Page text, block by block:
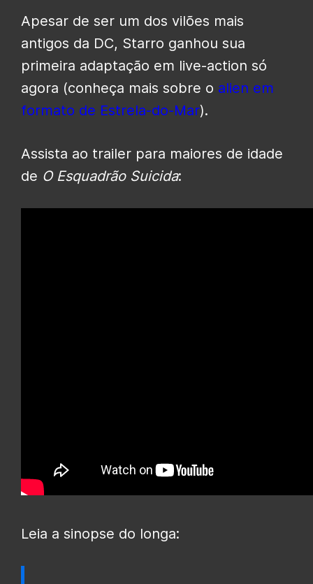
Apesar de ser um dos vilões mais
antigos da DC, Starro ganhou sua
primeira adaptação em live-action só
agora (conheça mais sobre o alien em
formato de Estrela-do-Mar).
Assista ao trailer para maiores de idade
de O Esquadrão Suicida:
Leia a sinopse do longa: